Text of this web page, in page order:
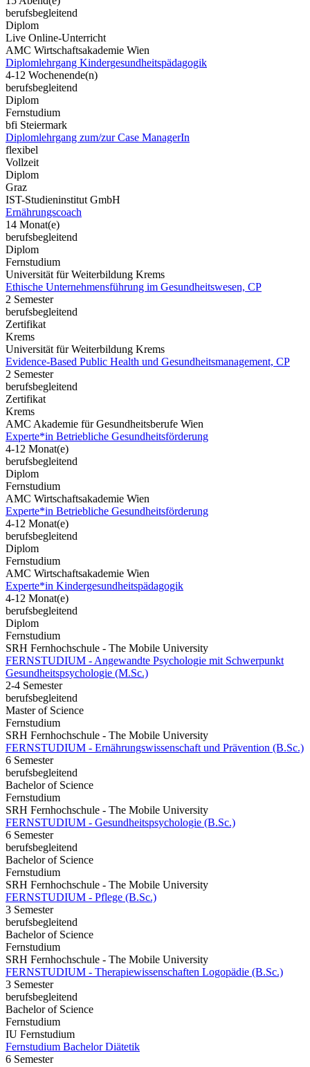
berufsbegleitend
Diplom
Live Online-Unterricht
AMC Wirtschaftsakademie Wien
Diplomlehrgang Kindergesundheitspädagogik
4-12 Wochenende(n)
berufsbegleitend
Diplom
Fernstudium
bfi Steiermark
Diplomlehrgang zum/zur Case ManagerIn
flexibel
Vollzeit
Diplom
Graz
IST-Studieninstitut GmbH
Ernährungscoach
14 Monat(e)
berufsbegleitend
Diplom
Fernstudium
Universität für Weiterbildung Krems
Ethische Unternehmensführung im Gesundheitswesen, CP
2 Semester
berufsbegleitend
Zertifikat
Krems
Universität für Weiterbildung Krems
Evidence-Based Public Health und Gesundheitsmanagement, CP
2 Semester
berufsbegleitend
Zertifikat
Krems
AMC Akademie für Gesundheitsberufe Wien
Experte*in Betriebliche Gesundheitsförderung
4-12 Monat(e)
berufsbegleitend
Diplom
Fernstudium
AMC Wirtschaftsakademie Wien
Experte*in Betriebliche Gesundheitsförderung
4-12 Monat(e)
berufsbegleitend
Diplom
Fernstudium
AMC Wirtschaftsakademie Wien
Experte*in Kindergesundheitspädagogik
4-12 Monat(e)
berufsbegleitend
Diplom
Fernstudium
SRH Fernhochschule - The Mobile University
FERNSTUDIUM - Angewandte Psychologie mit Schwerpunkt
Gesundheits­psychologie (M.Sc.)
2-4 Semester
berufsbegleitend
Master of Science
Fernstudium
SRH Fernhochschule - The Mobile University
FERNSTUDIUM - Ernährungswissenschaft und Prävention (B.Sc.)
6 Semester
berufsbegleitend
Bachelor of Science
Fernstudium
SRH Fernhochschule - The Mobile University
FERNSTUDIUM - Gesundheitspsychologie (B.Sc.)
6 Semester
berufsbegleitend
Bachelor of Science
Fernstudium
SRH Fernhochschule - The Mobile University
FERNSTUDIUM - Pflege (B.Sc.)
3 Semester
berufsbegleitend
Bachelor of Science
Fernstudium
SRH Fernhochschule - The Mobile University
FERNSTUDIUM - Therapiewissenschaften Logopädie (B.Sc.)
3 Semester
berufsbegleitend
Bachelor of Science
Fernstudium
IU Fernstudium
Fernstudium Bachelor Diätetik
6 Semester